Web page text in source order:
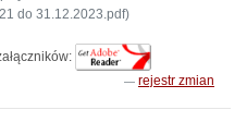
do 31.12.2023.pdf)
rejestr zmian